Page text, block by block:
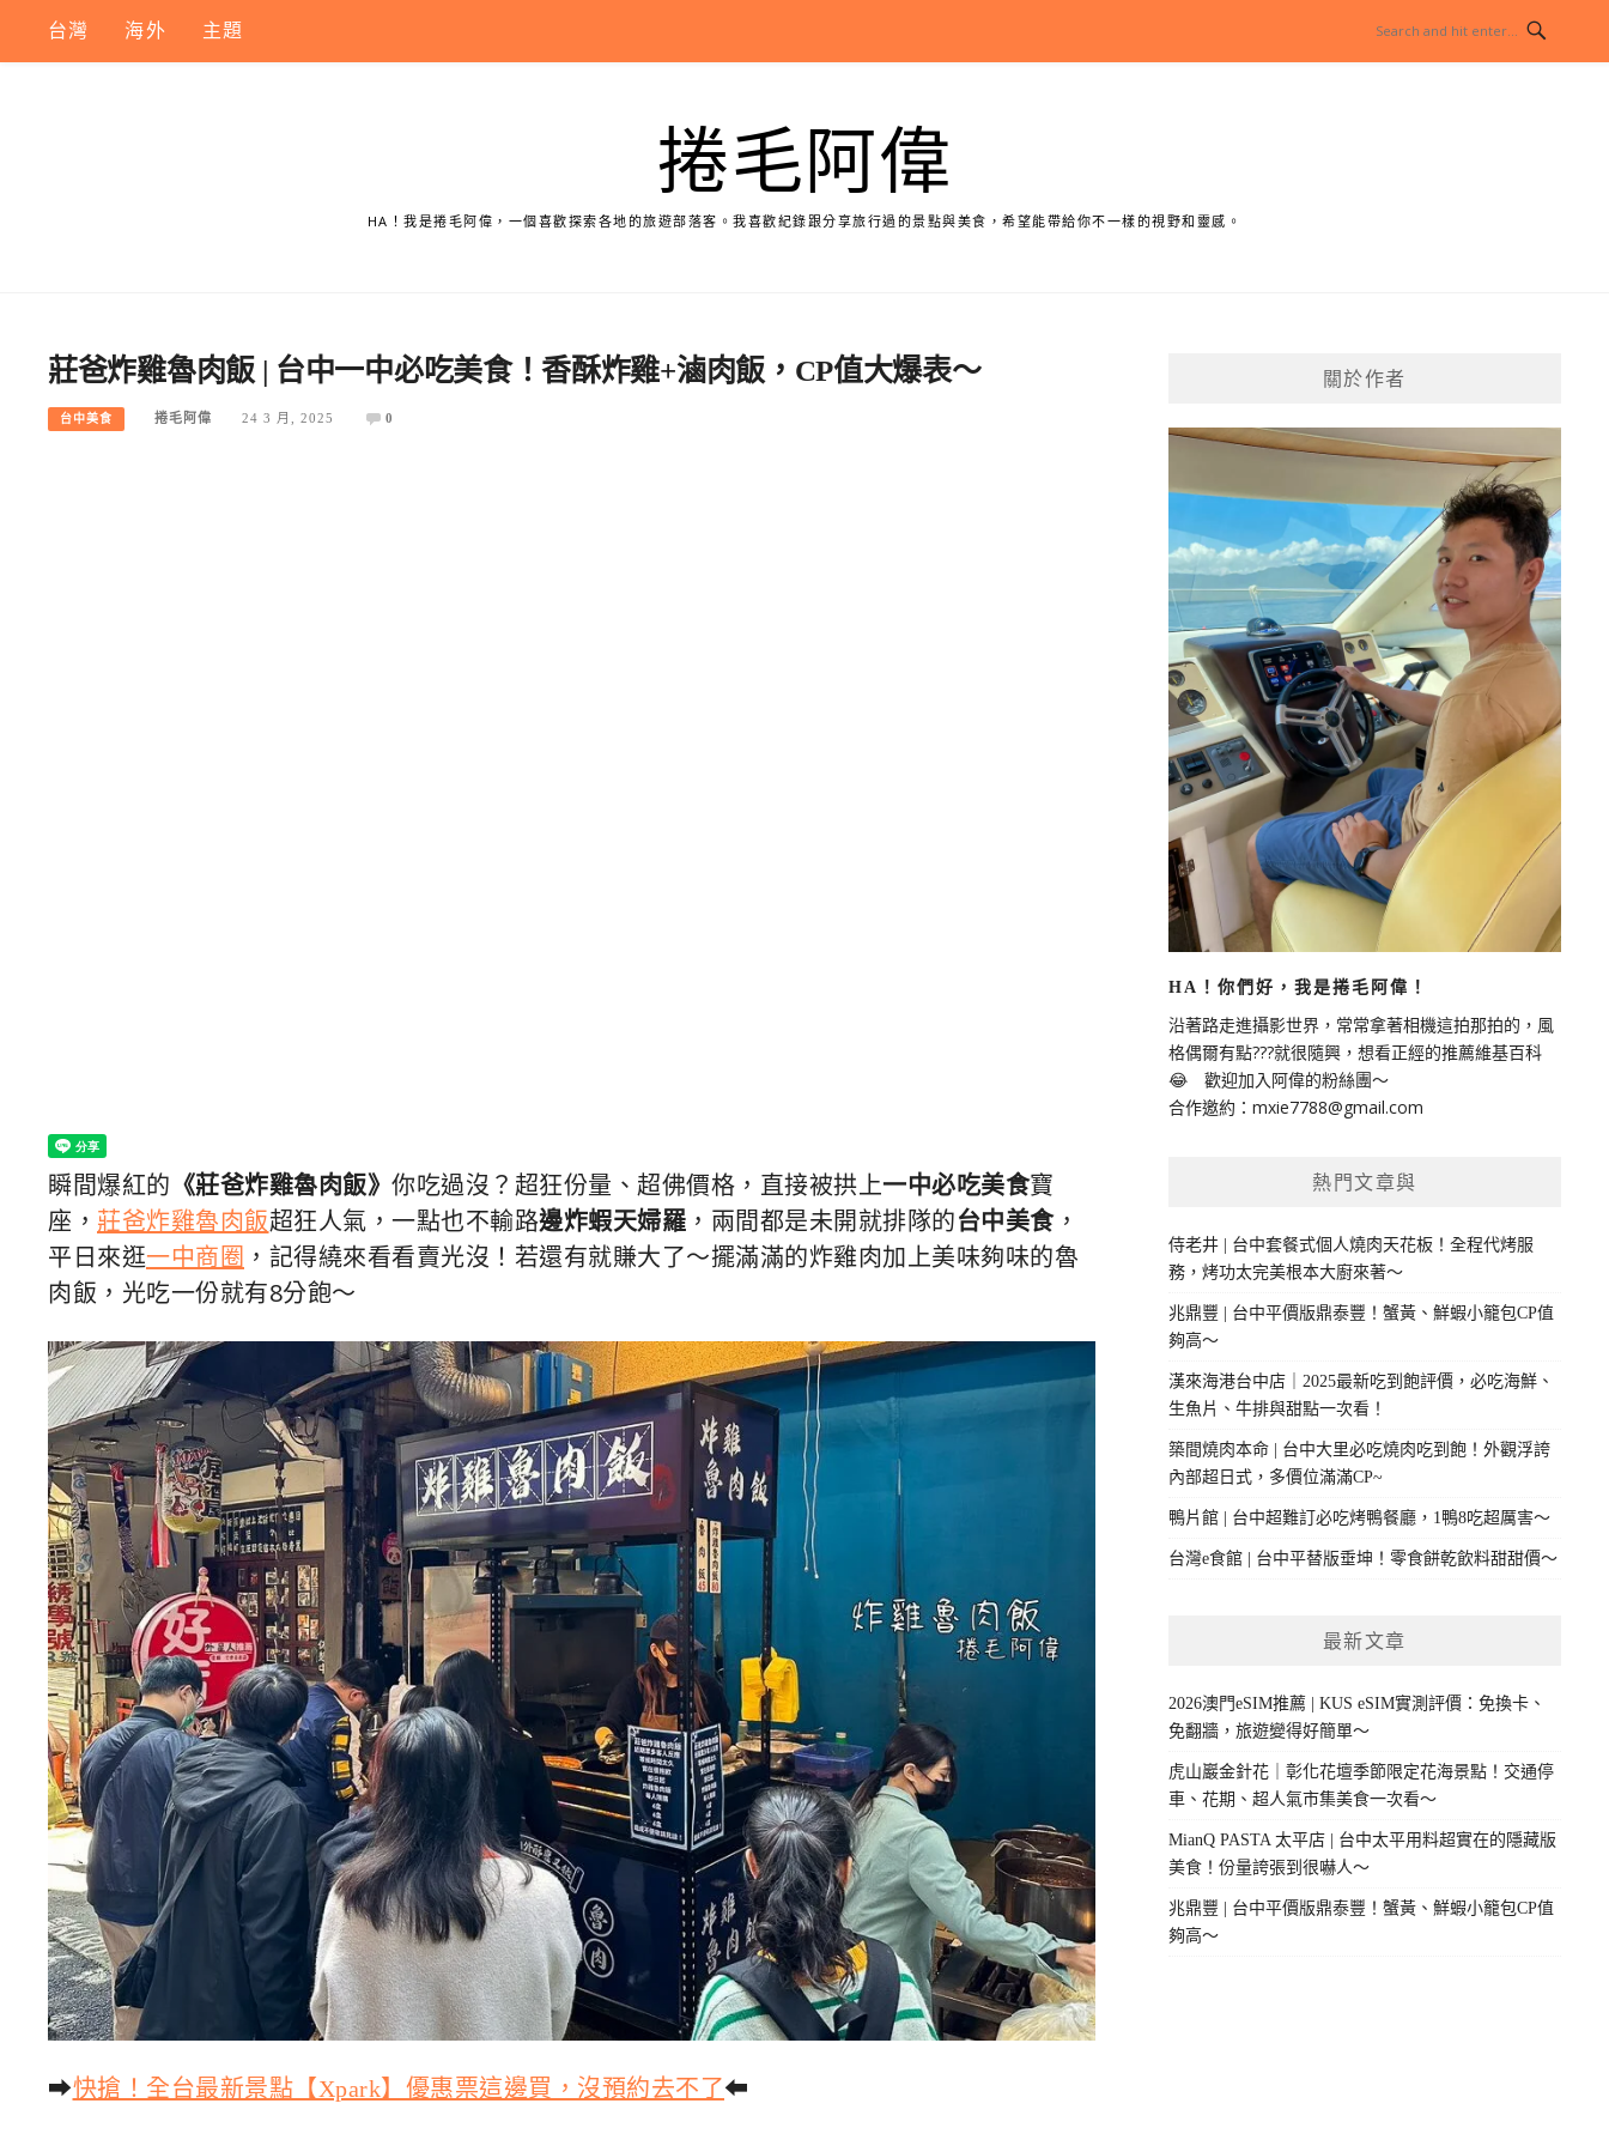
content
台灣 海外 主題
捲毛阿偉
HA！我是捲毛阿偉，一個喜歡探索各地的旅遊部落客。我喜歡紀錄跟分享旅行過的景點與美食，希望能帶給你不一樣的視野和靈感。
莊爸炸雞魯肉飯 | 台中一中必吃美食！香酥炸雞+滷肉飯，CP值大爆表～
台中美食 捲毛阿偉 24 3 月, 2025 0
瞬間爆紅的 《莊爸炸雞魯肉飯》 你吃過沒？超狂份量、超佛價格，直接被拱上一中必吃美食寶
座， 莊爸炸雞魯肉飯超狂人氣，一點也不輸路邊炸蝦天婦羅 ，兩間都是未開就排隊的台中美食，
平日來逛一中商圈 ，記得繞來看看賣光沒！若還有就賺大了～擺滿滿的炸雞肉加上美味夠味的魯
肉飯，光吃一份就有8分飽～
➡快搶！全台最新景點【Xpark】優惠票這邊買，沒預約去不了⬅
關於作者
HA！你們好，我是捲毛阿偉！
沿著路走進攝影世界，常常拿著相機這拍那拍的，風
格偶爾有點???就很隨興，想看正經的推薦維基百科
😂 歡迎加入阿偉的粉絲團～
合作邀約： mxie7788@gmail.com
熱門文章與
侍老井 | 台中套餐式個人燒肉天花板！全程代烤服
務，烤功太完美根本大廚來著～
兆鼎豐 | 台中平價版鼎泰豐！蟹黃、鮮蝦小籠包CP值
夠高～
漢來海港台中店｜2025最新吃到飽評價，必吃海鮮、
生魚片、牛排與甜點一次看！
築間燒肉本命 | 台中大里必吃燒肉吃到飽！外觀浮誇
內部超日式，多價位滿滿CP~
鴨片館 | 台中超難訂必吃烤鴨餐廳，1鴨8吃超厲害～
台灣e食館 | 台中平替版垂坤！零食餅乾飲料甜甜價～
最新文章
2026澳門eSIM推薦 | KUS eSIM實測評價：免換卡、
免翻牆，旅遊變得好簡單～
虎山巖金針花｜彰化花壇季節限定花海景點！交通停
車、花期、超人氣市集美食一次看～
MianQ PASTA 太平店 | 台中太平用料超實在的隱藏版
美食！份量誇張到很嚇人～
兆鼎豐 | 台中平價版鼎泰豐！蟹黃、鮮蝦小籠包CP值
夠高～